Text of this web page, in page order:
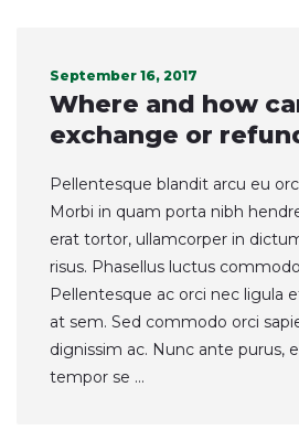
September 16, 2017
Where and how
exchange or
Pellentesque blandit arcu eu
Morbi in quam porta nibh
erat tortor, ullamcorper in
risus. Phasellus luctus
Pellentesque ac orci nec ligula
at sem. Sed commodo orci
dignissim ac. Nunc ante purus,
tempor se ...